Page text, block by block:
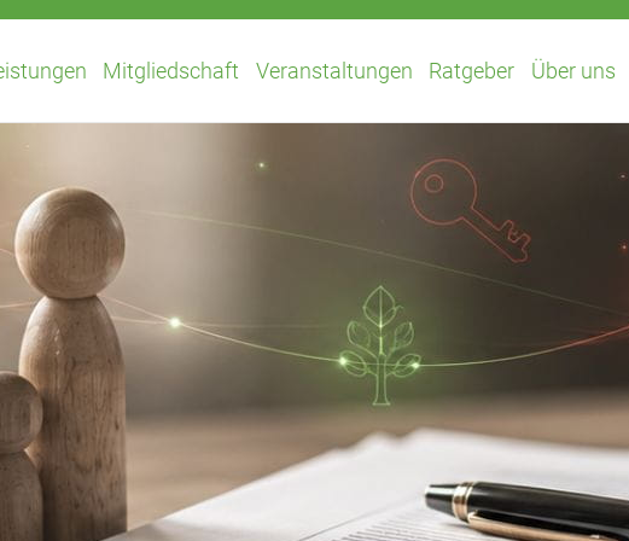
Mitgliedschaft Veranstaltungen Ratgeber Über uns